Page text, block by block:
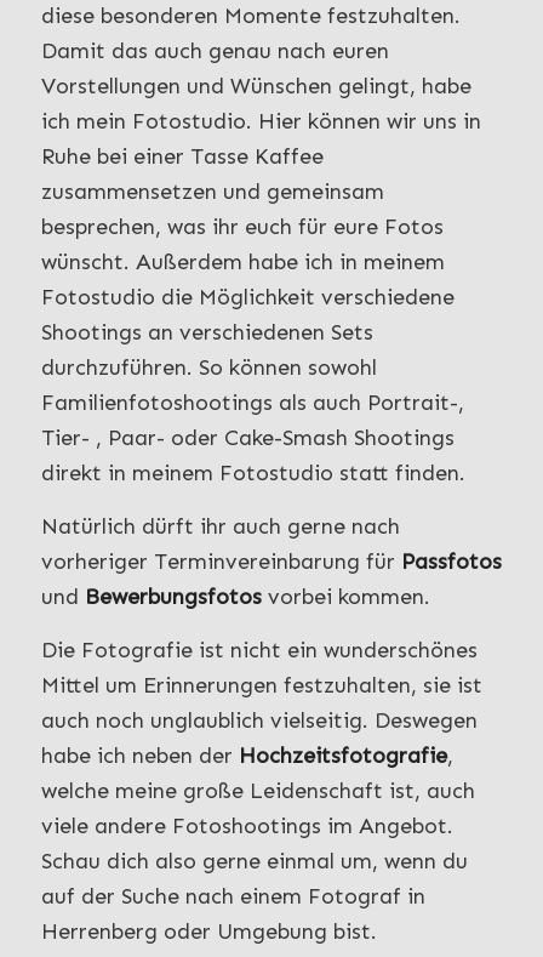
diese besonderen Momente festzuhalten.
Damit das auch genau nach euren
Vorstellungen und Wünschen gelingt, habe
ich mein Fotostudio. Hier können wir uns in
Ruhe bei einer Tasse Kaffee
zusammensetzen und gemeinsam
besprechen, was ihr euch für eure Fotos
wünscht. Außerdem habe ich in meinem
Fotostudio die Möglichkeit verschiedene
Shootings an verschiedenen Sets
durchzuführen. So können sowohl
Familienfotoshootings als auch Portrait-,
Tier- , Paar- oder Cake-Smash Shootings
direkt in meinem Fotostudio statt finden.
Natürlich dürft ihr auch gerne nach
vorheriger Terminvereinbarung für Passfotos
und Bewerbungsfotosvorbei kommen.
Die Fotografie ist nicht ein wunderschönes
Mittel um Erinnerungen festzuhalten, sie ist
auch noch unglaublich vielseitig. Deswegen
habe ich neben der Hochzeitsfotografie,
welche meine große Leidenschaft ist, auch
viele andere Fotoshootings im Angebot.
Schau dich also gerne einmal um, wenn du
auf der Suche nach einem Fotograf in
Herrenberg oder Umgebung bist.